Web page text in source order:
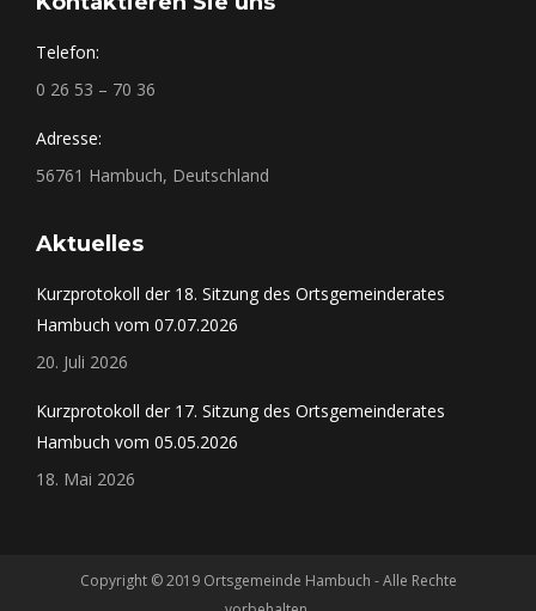
Telefon:
0 26 53 – 70 36
Adresse:
56761 Hambuch, Deutschland
Aktuelles
Kurzprotokoll der 18. Sitzung des Ortsgemeinderates
Hambuch vom 07.07.2026
20. Juli 2026
Kurzprotokoll der 17. Sitzung des Ortsgemeinderates
Hambuch vom 05.05.2026
18. Mai 2026
Copyright © 2019 Ortsgemeinde Hambuch - Alle Rechte